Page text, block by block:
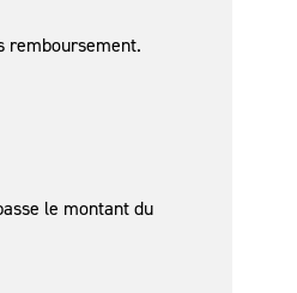
remboursement.
le montant du